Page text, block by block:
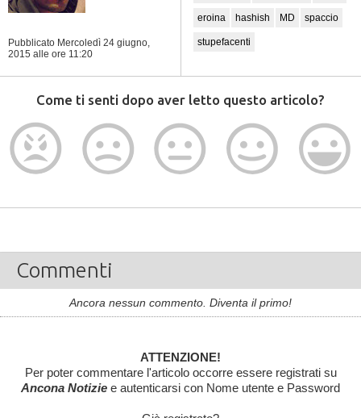
Pubblicato Mercoledì 24 giugno,
2015 alle ore 11:20
eroina hashish MD spaccio
stupefacenti
Come ti senti dopo aver letto questo articolo?
Commenti
Ancora nessun commento. Diventa il primo!
ATTENZIONE!
Per poter commentare l'articolo occorre essere registrati su
Ancona Notizie e autenticarsi con Nome utente e Password